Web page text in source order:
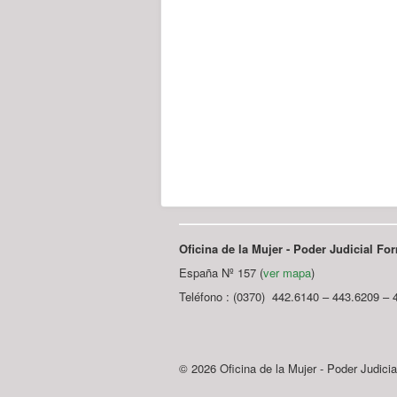
Oficina de la Mujer - Poder Judicial
España Nº 157 (ver mapa)
Teléfono : (0370) 442.6140 – 443.6209 –
© 2026 Oficina de la Mujer - Poder